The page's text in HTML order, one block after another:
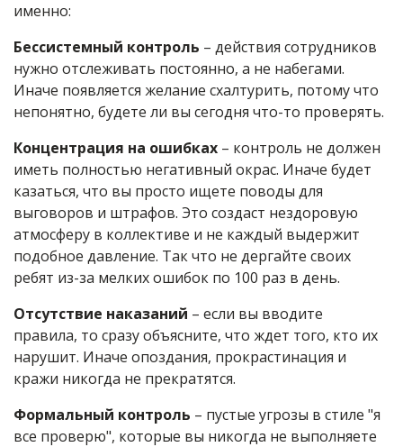
именно:
Бессистемный контроль – действия сотрудников
нужно отслеживать постоянно, а не набегами.
Иначе появляется желание схалтурить, потому что
непонятно, будете ли вы сегодня что-то проверять.
Концентрация на ошибках – контроль не должен
иметь полностью негативный окрас. Иначе будет
казаться, что вы просто ищете поводы для
выговоров и штрафов. Это создаст нездоровую
атмосферу в коллективе и не каждый выдержит
подобное давление. Так что не дергайте своих
ребят из-за мелких ошибок по 100 раз в день.
Отсутствие наказаний – если вы вводите
правила, то сразу объясните, что ждет того, кто их
нарушит. Иначе опоздания, прокрастинация и
кражи никогда не прекратятся.
Формальный контроль – пустые угрозы в стиле "я
все проверю", которые вы никогда не выполняете